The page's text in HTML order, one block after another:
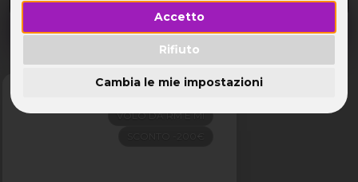
Accetto
Rifiuto
Cambia le mie impostazioni
Dove?
Tutto l'anno
VOLO DA RM E MI